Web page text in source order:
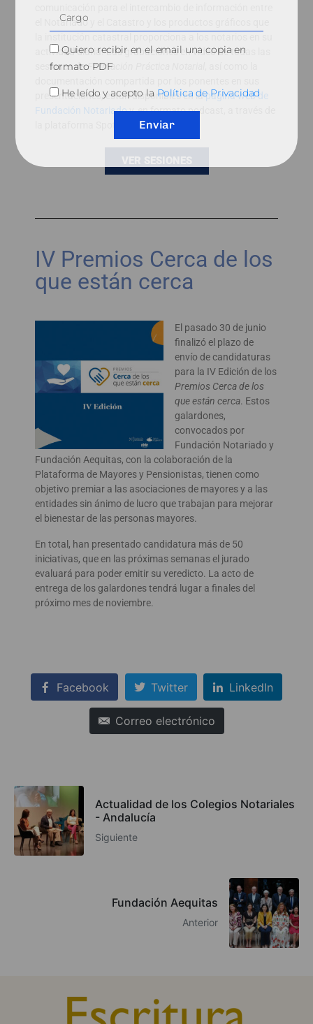
el Notariado y el Catastro y los productos gráficos que
actividad diaria. Las grabaciones en vídeo de todas las
sesiones deFormación Práctica Notarial
presentaciones, están disponibles en lapágina web de
Fundación Notariadoy, en formato podcast, a través de
VER SESIONES
IV Premios Cerca de los
que están cerca
El pasado 30 de junio
finalizó el plazo de
envío de candidaturas
para la IV Edición de los
Premios Cerca de los
que están cerca. Estos
galardones,
convocados por
Fundación Notariado y
Fundación Aequitas, con la colaboración de la
Plataforma de Mayores y Pensionistas, tienen como
objetivo premiar a las asociaciones de mayores y a las
entidades sin ánimo de lucro que trabajan para mejorar
el bienestar de las personas mayores.
En total, han presentado candidatura más de 50
iniciativas, que en las próximas semanas el jurado
evaluará para poder emitir su veredicto. La acto de
entrega de los galardones tendrá lugar a finales del
próximo mes de noviembre.
Facebook Twitter LinkedIn
Correo electrónico
Actualidad de los Colegios Notariales
- Andalucía
Siguiente
Fundación Aequitas
Anterior
Quiero recibir en el email una copia en
formato PDF
He leído y acepto la Política de Privacidad
Enviar